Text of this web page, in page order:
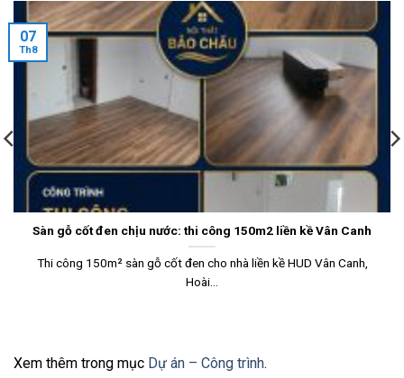
Sàn gỗ cốt đen chịu nước: thi công 150m2 liền kề Vân Canh
Thi công 150m² sàn gỗ cốt đen cho nhà liền kề HUD Vân Canh,
Hoài...
07
Th8
Xem thêm trong mục Dự án – Công trình.